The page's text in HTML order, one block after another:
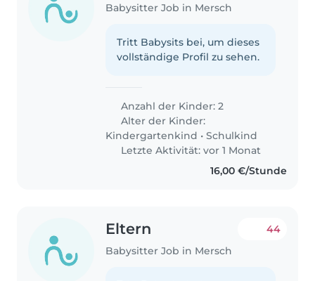
Babysitter Job in Mersch
Tritt Babysits bei, um dieses
vollständige Profil zu sehen.
Anzahl der Kinder: 2
Alter der Kinder:
Kindergartenkind •Schulkind
Letzte Aktivität: vor 1 Monat
16,00 €/Stunde
Eltern
Babysitter Job in Mersch
44